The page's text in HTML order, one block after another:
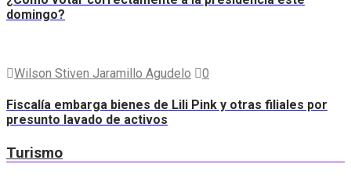
domingo?
Wilson Stiven Jaramillo Agudelo 0
Fiscalía embarga bienes de Lili Pink y otras filiales por
presunto lavado de activos
Turismo